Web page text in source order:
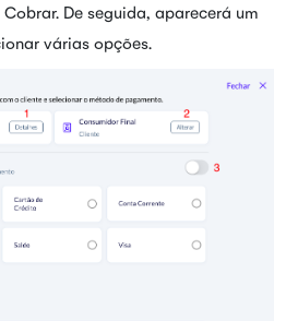
De seguida, aparecerá um
várias opções.